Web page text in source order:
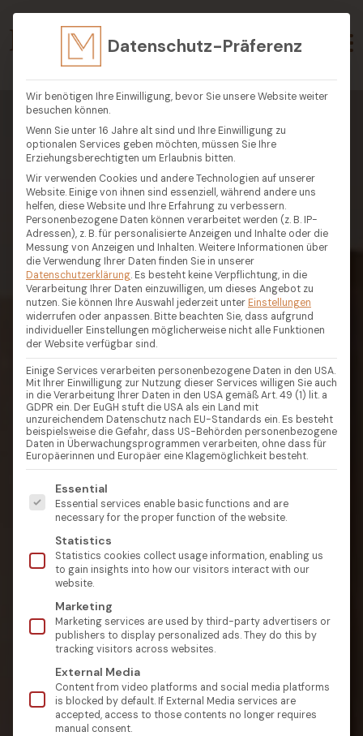
Datenschutz-Präferenz
Wir benötigen Ihre Einwilligung, bevor Sie unsere Website weiter
besuchen können.
Wenn Sie unter 16 Jahre alt sind und Ihre Einwilligung zu
optionalen Services geben möchten, müssen Sie Ihre
Erziehungsberechtigten um Erlaubnis bitten.
Wir verwenden Cookies und andere Technologien auf unserer
Website. Einige von ihnen sind essenziell, während andere uns
helfen, diese Website und Ihre Erfahrung zu verbessern.
Personenbezogene Daten können verarbeitet werden (z. B. IP-
Adressen), z. B. für personalisierte Anzeigen und Inhalte oder die
Messung von Anzeigen und Inhalten.Weitere Informationen über
die Verwendung Ihrer Daten finden Sie in unserer
Datenschutzerklärung. Es besteht keine Verpflichtung, in die
Verarbeitung Ihrer Daten einzuwilligen, um dieses Angebot zu
nutzen. Sie können Ihre Auswahl jederzeit unter Einstellungen
widerrufen oder anpassen. Bitte beachten Sie, dass aufgrund
individueller Einstellungen möglicherweise nicht alle Funktionen
der Website verfügbar sind.
Einige Services verarbeiten personenbezogene Daten in den USA.
Mit Ihrer Einwilligung zur Nutzung dieser Services willigen Sie auch
in die Verarbeitung Ihrer Daten in den USA gemäß Art. 49 (1) lit. a
GDPR ein. Der EuGH stuft die USA als ein Land mit
unzureichendem Datenschutz nach EU-Standards ein. Es besteht
beispielsweise die Gefahr, dass US-Behörden personenbezogene
Daten in Überwachungsprogrammen verarbeiten, ohne dass für
Europäerinnen und Europäer eine Klagemöglichkeit besteht.
Es folgt eine Liste der Service-Gruppen, für die eine
Essential
Essential services enable basic functions and are
necessary for the proper function of the website.
Statistics
Statistics cookies collect usage information, enabling us
to gain insights into how our visitors interact with our
website.
Marketing
Marketing services are used by third-party advertisers or
publishers to display personalized ads. They do this by
tracking visitors across websites.
External Media
Content from video platforms and social media platforms
is blocked by default. If External Media services are
accepted, access to those contents no longer requires
manual consent.